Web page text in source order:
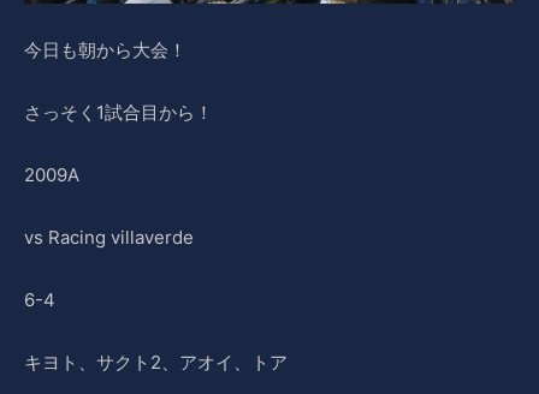
今日も朝から大会！
さっそく1試合目から！
2009A
vs Racing villaverde
6-4
キヨト、サクト2、アオイ、トア